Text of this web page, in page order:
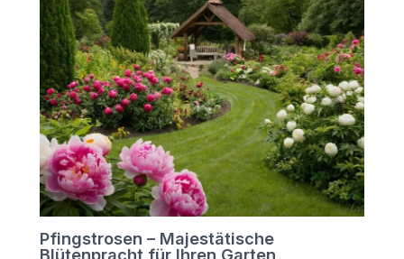
Pfingstrosen – Majestätische
Blütenpracht für Ihren Garten